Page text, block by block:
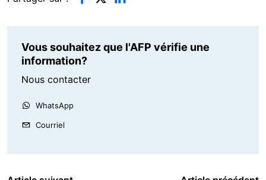
Vous souhaitez que l'AFP vérifie une
information?
Nous contacter
WhatsApp
Courriel